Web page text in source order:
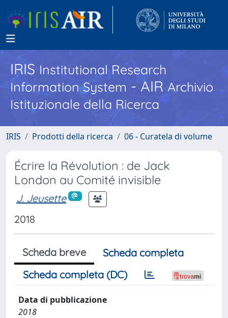
IRISInstitutional Research
Information System - AIR Archivio
Istituzionale della Ricerca
IRIS Prodotti della ricerca 06 - Curatela di volume
Écrire la Révolution : de Jack
London au Comité invisible
J. Jeusette
2018
Scheda breve
Scheda completa
Scheda completa (DC)
Data di pubblicazione
2018